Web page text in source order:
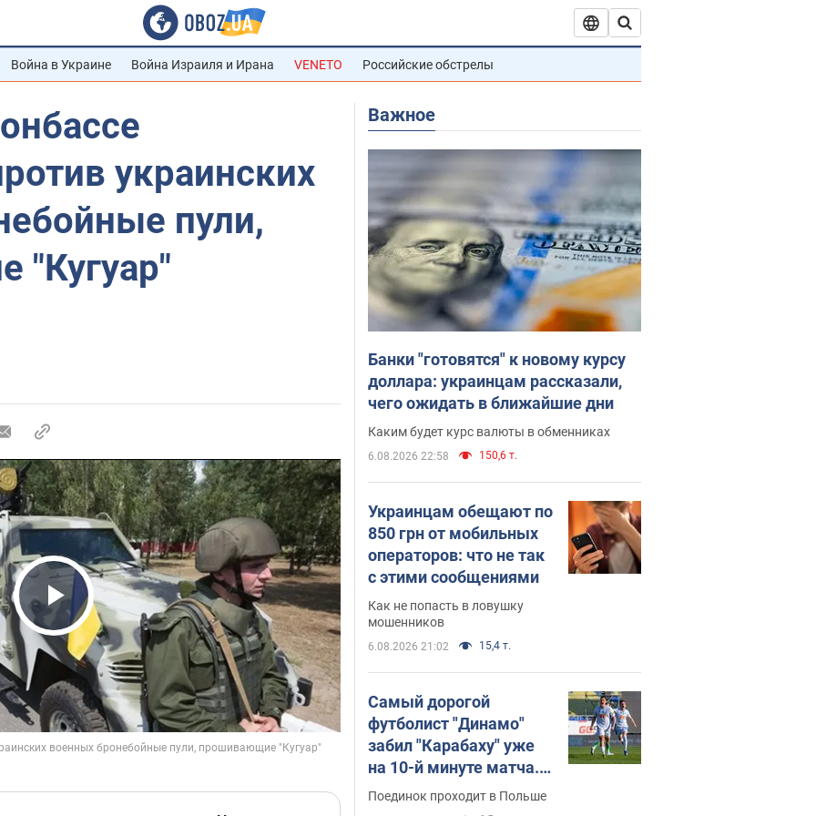
Война в Украине Война Израиля и Ирана VENETO Российские обстрелы
украинских
пули,
"Кугуар"
Play Video
Важное
Банки "готовятся" к новому курсу
доллара: украинцам рассказали,
чего ожидать в ближайшие дни
Каким будет курс валюты в обменниках
6.08.2026 22:58 150,6 т.
Украинцам обещают по
850 грн от мобильных
операторов: что не так
с этими сообщениями
Как не попасть в ловушку
мошенников
6.08.2026 21:02 15,4 т.
Самый дорогой
футболист "Динамо"
забил "Карабаху" уже
на 10-й минуте матча.
Видео
Поединок проходит в Польше